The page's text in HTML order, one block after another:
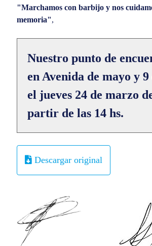
"Marchamos con barbijo y nos
memoria",
Nuestro punto de
en Avenida de mayo y
el jueves 24 de marzo
partir de las 14 hs.
Descargar original